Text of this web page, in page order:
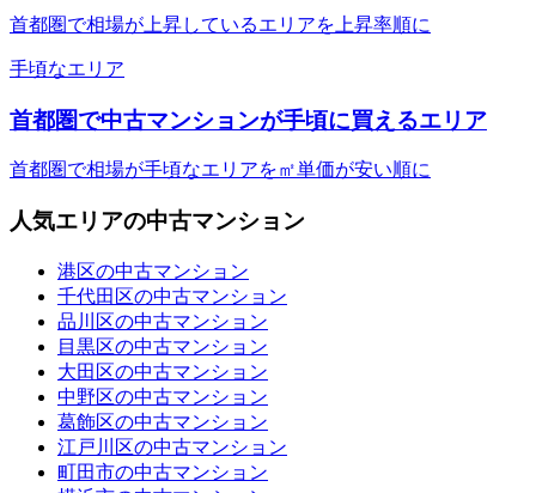
首都圏で相場が上昇しているエリアを上昇率順に
手頃なエリア
首都圏で中古マンションが手頃に買えるエリア
首都圏で相場が手頃なエリアを㎡単価が安い順に
人気エリアの中古マンション
港区の中古マンション
千代田区の中古マンション
品川区の中古マンション
目黒区の中古マンション
大田区の中古マンション
中野区の中古マンション
葛飾区の中古マンション
江戸川区の中古マンション
町田市の中古マンション